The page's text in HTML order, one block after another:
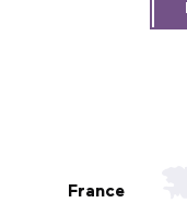
France